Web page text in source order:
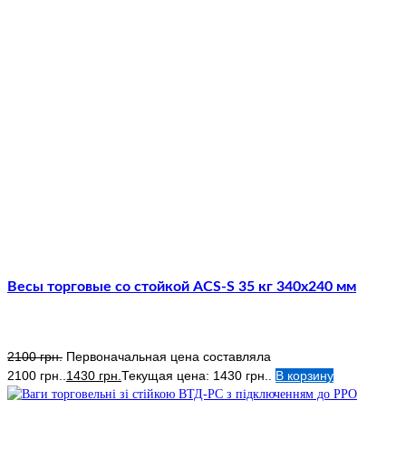
Весы торговые со стойкой ACS-S 35 кг 340х240 мм
2100грн. Первоначальная цена составляла
2100 грн.. 1430 грн. Текущая цена: 1430 грн.. В корзину